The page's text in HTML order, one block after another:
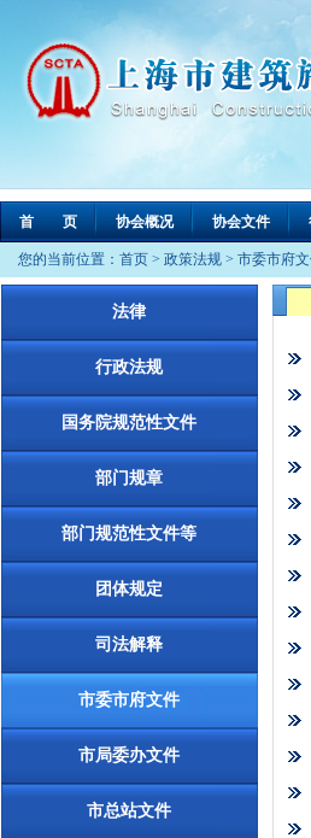
首 页 协会概况 协会文件
您的当前位置： 首页 > 政策法规 > 市委市府
法律
行政法规
国务院规范性文件
部门规章
部门规范性文件等
团体规定
司法解释
市委市府文件
市局委办文件
市总站文件